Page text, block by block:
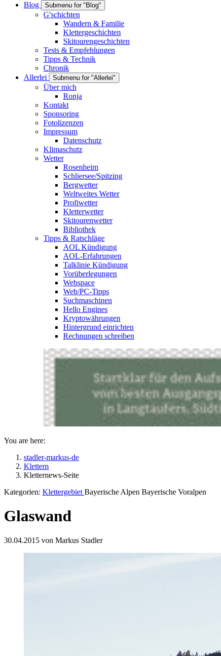
Blog
Submenu for "Blog"
G'schichten
Wandern & Familie
Klettergeschichten
Skitourengeschichten
Tests & Empfehlungen
Tipps & Technik
Chronik
Allerlei
Submenu for "Allerlei"
Über mich
Ronja
Kontakt
Sponsoring
Fotolizenzen
Impressum
Datenschutz
Klimaschutz
Wetter
Rosenheim
Schliersee/Spitzing
Bergwetter
Weltweites Wetter
Profiwetter
Kletterwetter
Skitourenwetter
Bibliothek
Tipps & Ratschläge
AOL Kündigung
AOL-Erfahrungen
Talklinie Kündigung
Vorüberlegungen
Webspace
Web/PC-Tipps
Suchmaschinen
Hello Engines
Kryptowährungen
Hintergrund einrichten
Rechnungen schreiben
You are here:
stadler-markus-de
Klettern
Kletternews-Seite
Kategorien: Klettergebiet Bayerische Alpen Bayerische Voralpen
Glaswand
30.04.2015 von Markus Stadler